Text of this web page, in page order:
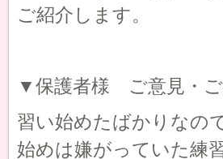
ご紹介します。
▼保護者様 ご意見・ご
習い始めたばかりなの
始めは嫌がっていた練